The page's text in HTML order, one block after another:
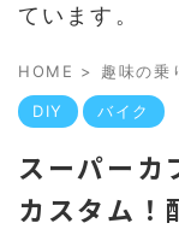
ています。
HOME > 趣味の乗
DIY バイク
スーパーカ
カスタム！